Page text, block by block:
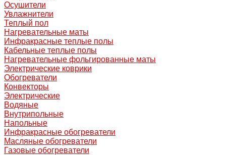
Осушители
Увлажнители
Теплый пол
Нагревательные маты
Инфракрасные теплые полы
Кабельные теплые полы
Нагревательные фольгированные маты
Электрические коврики
Обогреватели
Конвекторы
Электрические
Водяные
Внутрипольные
Напольные
Инфракрасные обогреватели
Масляные обогреватели
Газовые обогреватели